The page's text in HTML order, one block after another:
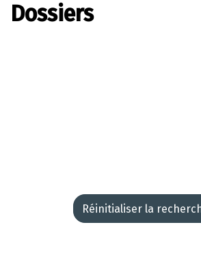
Dossiers
Réinitialiser la